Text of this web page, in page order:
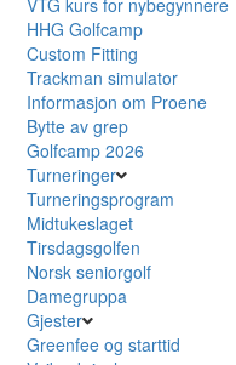
VTG kurs for nybegynnere
HHG Golfcamp
Custom Fitting
Trackman simulator
Informasjon om Proene
Bytte av grep
Golfcamp 2026
Turneringer
Turneringsprogram
Midtukeslaget
Tirsdagsgolfen
Norsk seniorgolf
Damegruppa
Gjester
Greenfee og starttid